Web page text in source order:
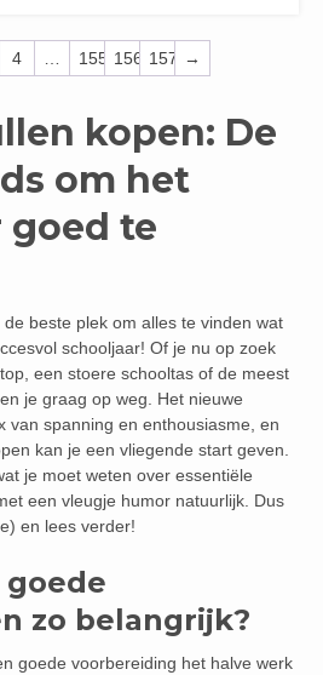
4 155 156 157 →
kopen: De
om het
goed te
beste plek om alles te vinden wat
schooljaar! Of je nu op zoek
een stoere schooltas of de meest
je graag op weg. Het nieuwe
van spanning en enthousiasme, en
kan je een vliegende start geven.
je moet weten over essentiële
een vleugje humor natuurlijk. Dus
en lees verder!
goede
zo belangrijk?
goede voorbereiding het halve werk